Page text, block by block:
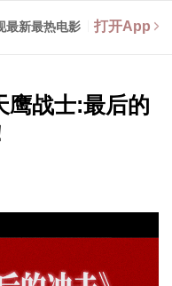
最新最热电影 打开App
鹰战士:最后的